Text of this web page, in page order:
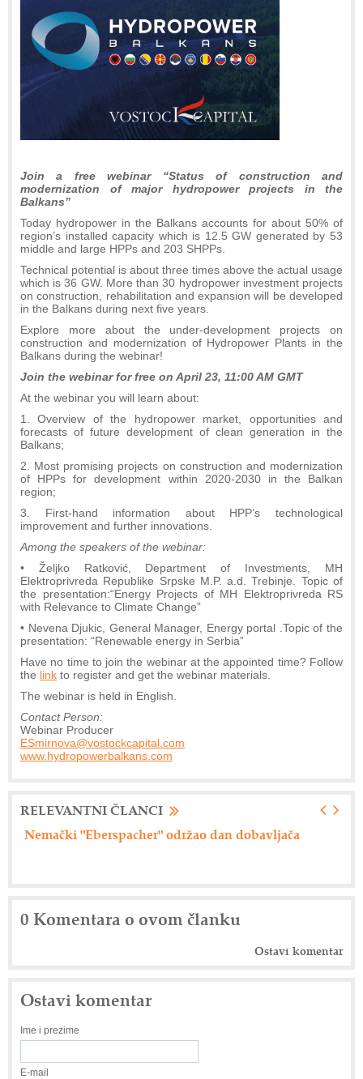
Join a free webinar “Status of construction and
modernization of major hydropower projects in the
Balkans”
Today hydropower in the Balkans accounts for about 50% of
region’s installed capacity which is 12.5 GW generated by 53
middle and large HPPs and 203 SHPPs.
Technical potential is about three times above the actual usage
which is 36 GW. More than 30 hydropower investment projects
on construction, rehabilitation and expansion will be developed
in the Balkans during next five years.
Explore more about the under-development projects on
construction and modernization of Hydropower Plants in the
Balkans during the webinar!
Join the webinar for free on April 23, 11:00 AM GMT
At the webinar you will learn about:
1. Overview of the hydropower market, opportunities and
forecasts of future development of clean generation in the
Balkans;
2. Most promising projects on construction and modernization
of HPPs for development within 2020-2030 in the Balkan
region;
3. First-hand information about HPP’s technological
improvement and further innovations.
Among the speakers of the webinar:
• Željko Ratković, Department of Investments, MH
Elektroprivreda Republike Srpske M.P. a.d. Trebinje. Topic of
the presentation:“Energy Projects of MH Elektroprivreda RS
with Relevance to Climate Change”
• Nevena Djukic, General Manager, Energy portal .Topic of the
presentation: “Renewable energy in Serbia”
Have no time to join the webinar at the appointed time? Follow
the link to register and get the webinar materials.
The webinar is held in English.
Contact Person:
Webinar Producer
ESmirnova@vostockcapital.com
www.hydropowerbalkans.com
RELEVANTNI ČLANCI
Nemački "Eberspacher" održao dan dobavljača
0 Komentara o ovom članku
Ostavi komentar
Ostavi komentar
Ime i prezime
E-mail